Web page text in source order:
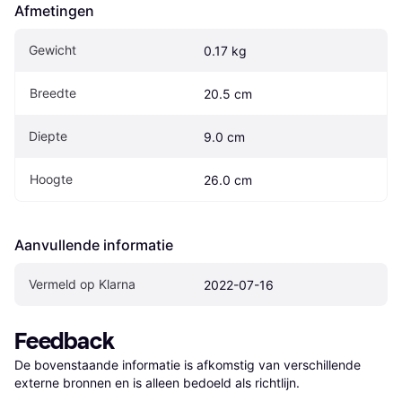
Afmetingen
Gewicht 0.17 kg
Breedte 20.5 cm
Diepte 9.0 cm
Hoogte 26.0 cm
Aanvullende informatie
Vermeld op Klarna 2022-07-16
Feedback
De bovenstaande informatie is afkomstig van verschillende
externe bronnen en is alleen bedoeld als richtlijn.